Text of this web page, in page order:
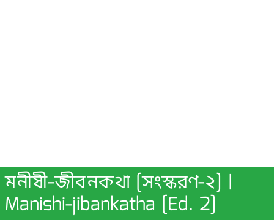
মনীষী-জীবনকথা [সংস্করণ-২] |
Manishi-jibankatha [Ed. 2]